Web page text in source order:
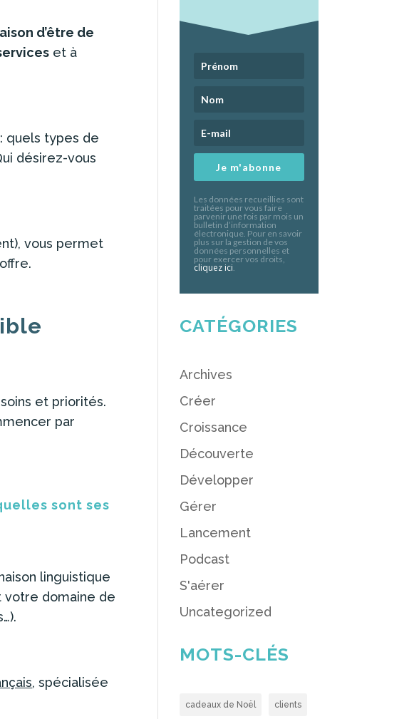
d’être de
et à
quels types de
désirez-vous
vous permet
et priorités.
par
sont ses
linguistique
votre domaine de
, spécialisée
Je m'abonne
Les données recueillies sont
traitées pour vous faire
parvenir une fois par mois un
bulletin d’information
électronique. Pour en savoir
plus sur la gestion de vos
données personnelles et
pour exercer vos droits,
cliquez ici.
CATÉGORIES
Archives
Créer
Croissance
Découverte
Développer
Gérer
Lancement
Podcast
S'aérer
Uncategorized
MOTS-CLÉS
cadeaux de Noël clients